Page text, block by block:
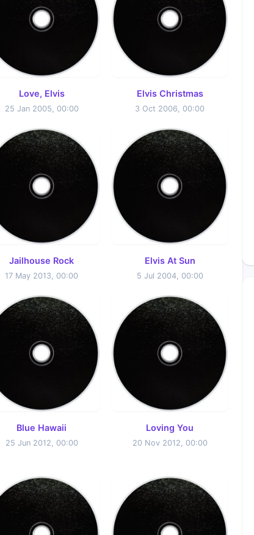
Love, Elvis
25 Jan 2005, 00:00
Elvis Christmas
3 Oct 2006, 00:00
Jailhouse Rock
17 May 2013, 00:00
Elvis At Sun
5 Jul 2004, 00:00
Blue Hawaii
25 Jun 2012, 00:00
Loving You
20 Nov 2012, 00:00